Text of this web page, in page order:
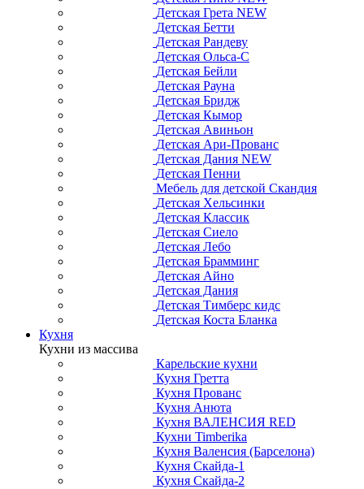
Детская Грета NEW
Детская Бетти
Детская Рандеву
Детская Ольса-С
Детская Бейли
Детская Рауна
Детская Бридж
Детская Кымор
Детская Авиньон
Детская Ари-Прованс
Детская Дания NEW
Детская Пенни
Мебель для детской Скандия
Детская Хельсинки
Детская Классик
Детская Сиело
Детская Лебо
Детская Брамминг
Детская Айно
Детская Дания
Детская Тимберс кидс
Детская Коста Бланка
Кухня
Кухни из массива
Карельские кухни
Кухня Гретта
Кухня Прованс
Кухня Анюта
Кухня ВАЛЕНСИЯ RED
Кухни Timberika
Кухня Валенсия (Барселона)
Кухня Скайда-1
Кухня Скайда-2